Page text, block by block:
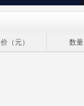
（元） 数量